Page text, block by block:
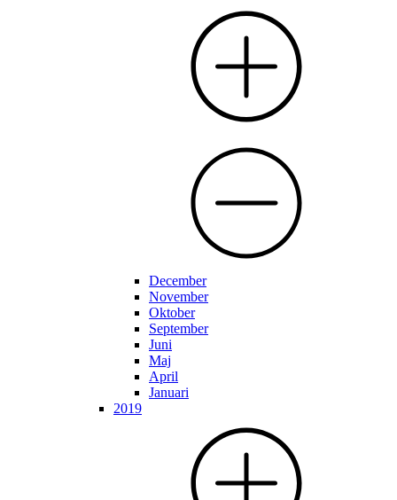
December
November
Oktober
September
Juni
Maj
April
Januari
2019